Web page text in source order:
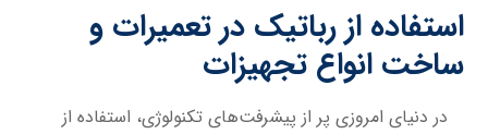
استفاده از رباتیک در تعمیرات و
ساخت انواع تجهیزات
در دنیای امروزی پر از پیشرفت‌های تکنولوژی، استفاده از